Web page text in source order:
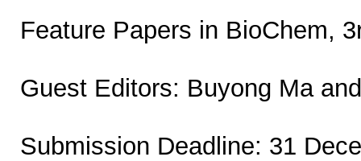
Feature Papers in BioChem,
Guest Editors: Buyong Ma
Submission Deadline: 31